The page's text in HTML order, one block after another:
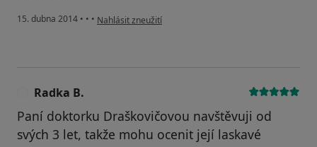
15. dubna 2014 • • • podle názoru uživatele Váš účet byl odstraněn
Nahlásit zneužití
Radka B.
Paní doktorku Draškovičovou navštěvuji od
svých 3 let, takže mohu ocenit její laskavé